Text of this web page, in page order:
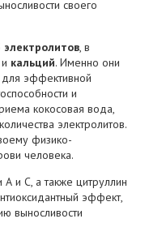
своего
электролитов, в
и кальций. Именно они
эффективной
и
кокосовая вода,
электролитов.
физико-
человека.
и С, а также цитруллин
эффект,
выносливости